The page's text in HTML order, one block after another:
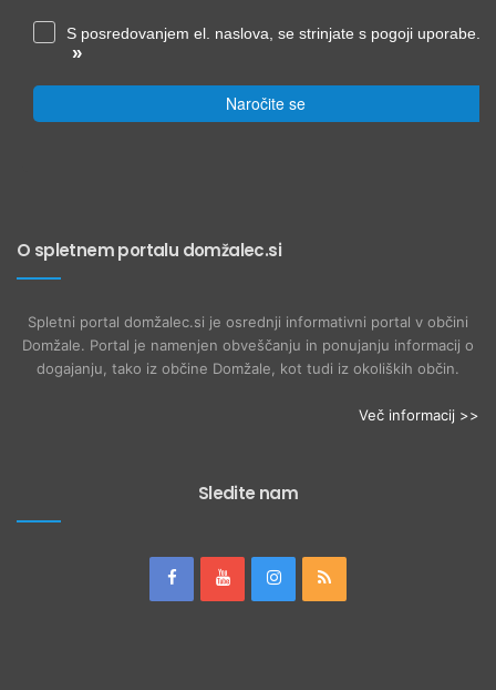
S posredovanjem el. naslova, se strinjate s pogoji uporabe.
»
Naročite se
O spletnem portalu domžalec.si
Spletni portal domžalec.si je osrednji informativni portal v občini
Domžale. Portal je namenjen obveščanju in ponujanju informacij o
dogajanju, tako iz občine Domžale, kot tudi iz okoliških občin.
Več informacij >>
Sledite nam